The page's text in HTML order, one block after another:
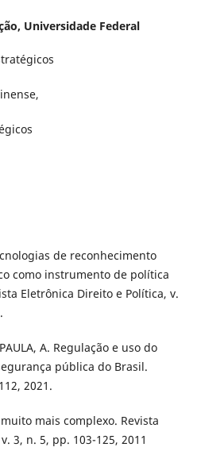
Universidade Federal
de reconhecimento
como instrumento de política
Eletrônica Direito e Política, v.
A. Regulação e uso do
pública do Brasil.
2021.
mais complexo. Revista
3, n. 5, pp. 103-125, 2011